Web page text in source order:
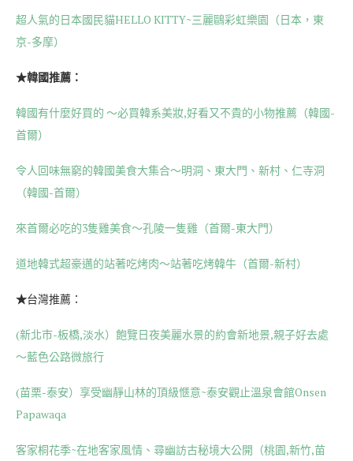
超人氣的日本國民貓HELLO KITTY~三麗鷗彩虹樂園（日本，東
京-多摩）
★韓國推薦：
韓國有什麼好買的 ～必買韓系美妝,好看又不貴的小物推薦（韓國-
首爾）
令人回味無窮的韓國美食大集合～明洞、東大門、新村、仁寺洞
（韓國-首爾）
來首爾必吃的3隻雞美食～孔陵一隻雞（首爾-東大門）
道地韓式超豪邁的站著吃烤肉～站著吃烤韓牛（首爾-新村）
★台灣推薦：
(新北市-板橋,淡水）飽覽日夜美麗水景的約會新地景,親子好去處
～藍色公路微旅行
(苗栗-泰安）享受幽靜山林的頂級愜意~泰安觀止溫泉會館Onsen
Papawaqa
客家桐花季~在地客家風情、尋幽訪古秘境大公開（桃園,新竹,苗